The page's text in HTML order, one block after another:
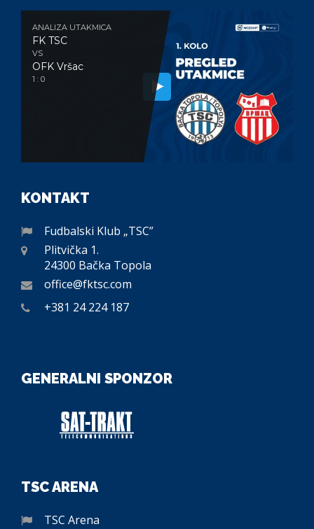
ANALIZA UTAKMICA
FK TSC
VS
OFK Vršac
1 : 0
KONTAKT
Fudbalski Klub „TSC”
Plitvička 1.
24300 Bačka Topola
office@fktsc.com
+381 24 224 187
GENERALNI SPONZOR
TSC ARENA
TSC Arena